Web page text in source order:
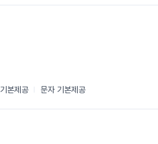
기본제공 문자 기본제공